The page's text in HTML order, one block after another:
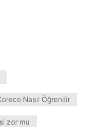
Nasıl Öğrenilir
zor mu